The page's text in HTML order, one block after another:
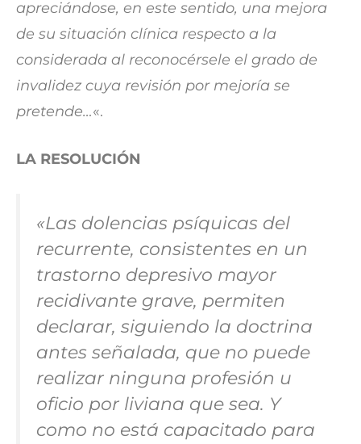
apreciándose, en este sentido, una mejora
de su situación clínica respecto a la
considerada al reconocérsele el grado de
invalidez cuya revisión por mejoría se
pretende…«.
LA RESOLUCIÓN
«Las dolencias psíquicas del
recurrente, consistentes en un
trastorno depresivo mayor
recidivante grave, permiten
declarar, siguiendo la doctrina
antes señalada, que no puede
realizar ninguna profesión u
oficio por liviana que sea. Y
como no está capacitado para